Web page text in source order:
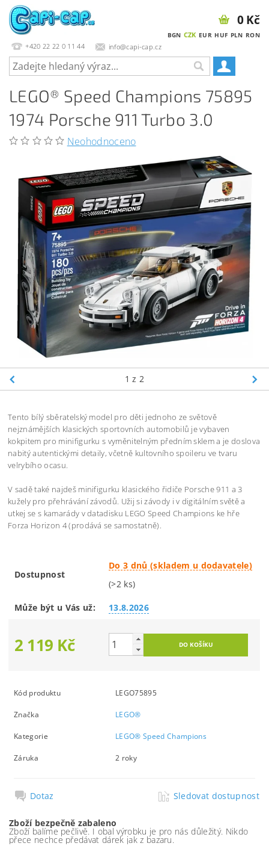
+420 22 22 0 11 44 info@capi-cap.cz
BGN CZK EUR HUF PLN RON
0 Kč
LEGO® Speed Champions 75895
1974 Porsche 911 Turbo 3.0
Neohodnoceno
1 z 2
Tento bílý sběratelský model pro děti jednoho ze světově
nejznámějších klasických sportovních automobilů je vybaven
kokpitem pro minifigurku s vyměnitelným předním sklem a je doslova
nabitý autentickými detaily, včetně kultovního spoileru ve tvaru
velrybího ocasu.
V sadě také najdeš minifigurku klasického řidiče Porsche 911 a 3
kužely pro přehrávání závodů. Užij si závody i v digitálním světě a
utkej se s kamarády v datadisku LEGO Speed Champions ke hře
Forza Horizon 4 (prodává se samostatně).
Dostupnost
Do 3 dnů (skladem u dodavatele)
(>2 ks)
Může být u Vás už: 13.8.2026
2 119 Kč
Kód produktu LEGO75895
Značka LEGO®
Kategorie LEGO® Speed Champions
Záruka 2 roky
Dotaz Sledovat dostupnost
Zboží bezpečně zabaleno
Zboží balíme pečlivě. I obal výrobku je pro nás důležitý. Nikdo
přece nechce předávat dárek jak z bazaru.